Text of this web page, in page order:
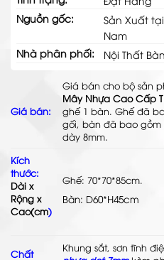
Nguồn gốc:
Sản Xuất
Nam
Nhà phân phối:
Nội Thất
Giá bán:
Giá bán cho bộ sản
Mây Nhựa Cao Cấp
ghế 1 bàn. Ghế đã
gối, bàn đã bao gồm
dày 8mm.
Kích
thước:
Dài x
Rộng x
Cao(cm)
Ghế: 70*70*85cm.
Bàn: D60*H45cm
Chất
Khung sắt, sơn tĩnh